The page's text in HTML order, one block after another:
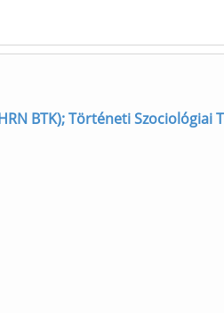
BTK); Történeti Szociológiai